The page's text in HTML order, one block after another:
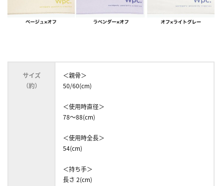
サイズ
（約）
＜親骨＞
50/60(cm)
＜使用時直径＞
78～88(cm)
＜使用時全長＞
54(cm)
＜持ち手＞
長さ 2(cm)